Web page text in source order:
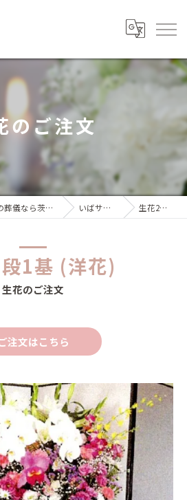
のご注文
茨城県かすみがうら市の葬儀なら茨城葬祭サポート『いばサポのお葬式』 いばサポ葬儀プラン 生花2段1基 (洋花)
生花のご注文
1基 (洋花)
注文はこちら